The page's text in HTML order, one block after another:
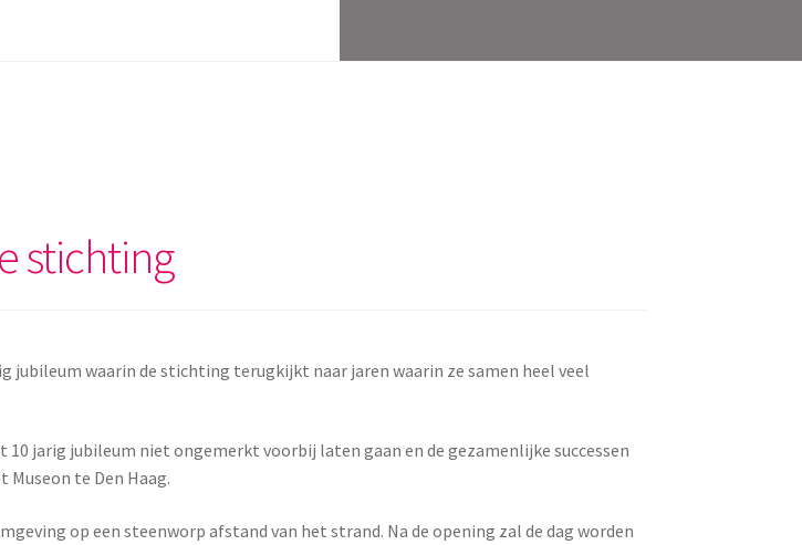
stichting
jubileum waarin de stichting terugkijkt naar jaren waarin ze samen heel veel
jarig jubileum niet ongemerkt voorbij laten gaan en de gezamenlijke successen
Museon te Den Haag.
op een steenworp afstand van het strand. Na de opening zal de dag worden